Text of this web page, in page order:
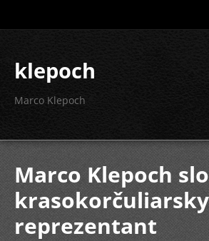
klepoch
Marco Klepoch
Marco Klepoch
krasokorčuliarsky
reprezentant